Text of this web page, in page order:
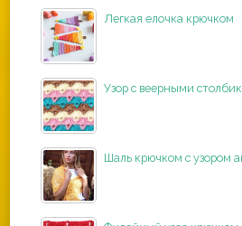
Легкая елочка крючком
Узор с веерными
Шаль крючком с узором